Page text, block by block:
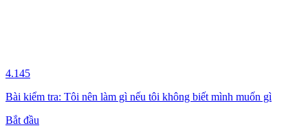
4.145
Bài kiểm tra: Tôi nên làm gì nếu tôi không biết mình muốn gì
Bắt đầu